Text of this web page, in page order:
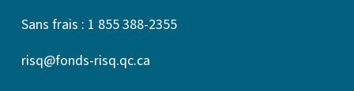
Sans frais : 1 855 388-2355
risq@fonds-risq.qc.ca